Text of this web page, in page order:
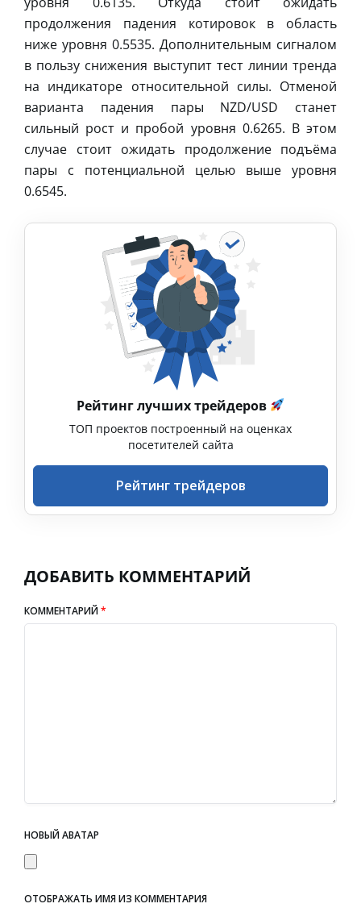
продолжения падения котировок в область
ниже уровня 0.5535. Дополнительным сигналом
в пользу снижения выступит тест линии тренда
на индикаторе относительной силы. Отменой
варианта падения пары NZD/USD станет
сильный рост и пробой уровня 0.6265. В этом
случае стоит ожидать продолжение подъёма
пары с потенциальной целью выше уровня
0.6545.
Рейтинг лучших трейдеров
ТОП проектов построенный на оценках
посетителей сайта
Рейтинг трейдеров
ДОБАВИТЬ КОММЕНТАРИЙ
КОММЕНТАРИЙ*
НОВЫЙ АВАТАР
ОТОБРАЖАТЬ ИМЯ ИЗ КОММЕНТАРИЯ